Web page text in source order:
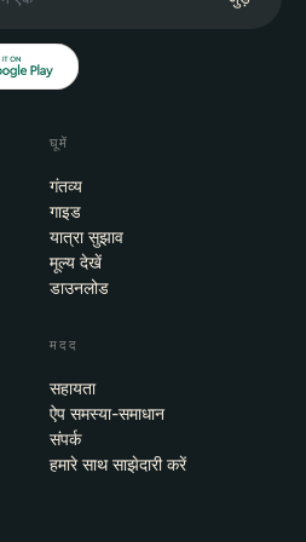
घूमें
गंतव्य
गाइड
यात्रा सुझाव
मूल्य देखें
डाउनलोड
मदद
सहायता
ऐप समस्या-समाधान
संपर्क
हमारे साथ साझेदारी करें